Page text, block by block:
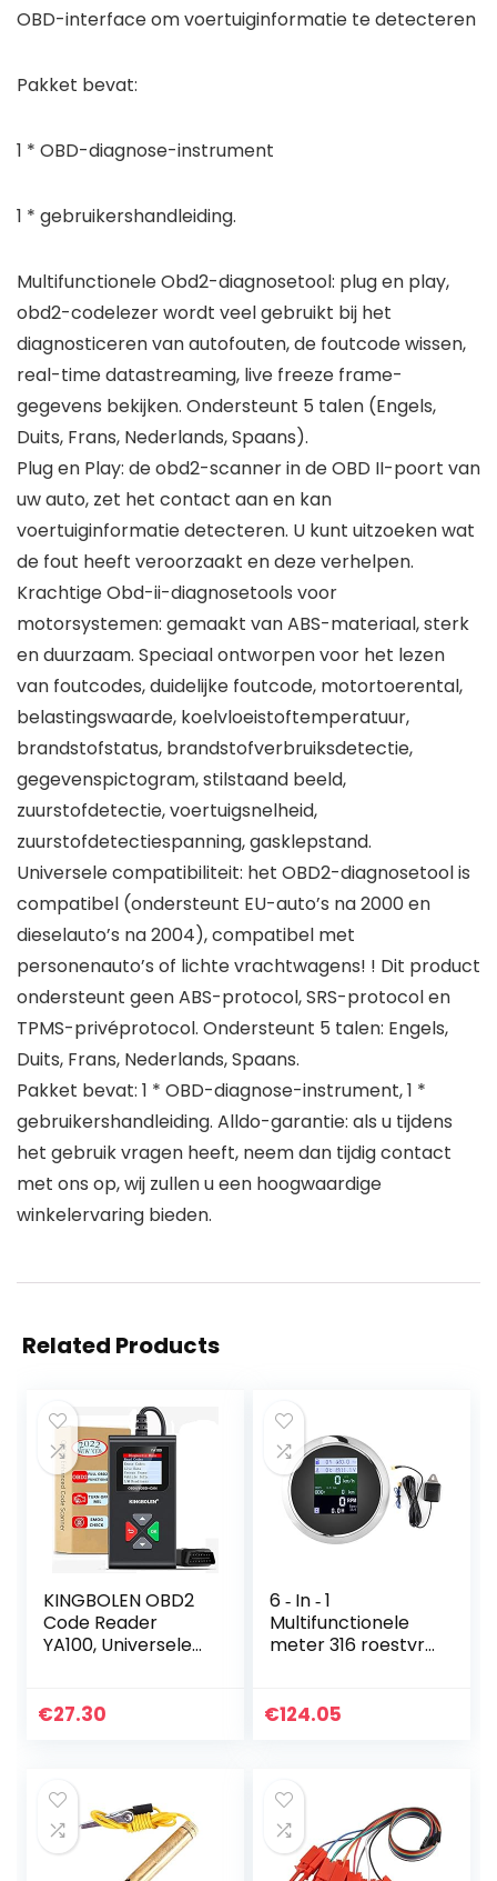
OBD-interface om voertuiginformatie te detecteren
Pakket bevat:
1 * OBD-diagnose-instrument
1 * gebruikershandleiding.
Multifunctionele Obd2-diagnosetool: plug en play,
obd2-codelezer wordt veel gebruikt bij het
diagnosticeren van autofouten, de foutcode wissen,
real-time datastreaming, live freeze frame-
gegevens bekijken. Ondersteunt 5 talen (Engels,
Duits, Frans, Nederlands, Spaans).
Plug en Play: de obd2-scanner in de OBD II-poort van
uw auto, zet het contact aan en kan
voertuiginformatie detecteren. U kunt uitzoeken wat
de fout heeft veroorzaakt en deze verhelpen.
Krachtige Obd-ii-diagnosetools voor
motorsystemen: gemaakt van ABS-materiaal, sterk
en duurzaam. Speciaal ontworpen voor het lezen
van foutcodes, duidelijke foutcode, motortoerental,
belastingswaarde, koelvloeistoftemperatuur,
brandstofstatus, brandstofverbruiksdetectie,
gegevenspictogram, stilstaand beeld,
zuurstofdetectie, voertuigsnelheid,
zuurstofdetectiespanning, gasklepstand.
Universele compatibiliteit: het OBD2-diagnosetool is
compatibel (ondersteunt EU-auto’s na 2000 en
dieselauto’s na 2004), compatibel met
personenauto’s of lichte vrachtwagens! ! Dit product
ondersteunt geen ABS-protocol, SRS-protocol en
TPMS-privéprotocol. Ondersteunt 5 talen: Engels,
Duits, Frans, Nederlands, Spaans.
Pakket bevat: 1 * OBD-diagnose-instrument, 1 *
gebruikershandleiding. Alldo-garantie: als u tijdens
het gebruik vragen heeft, neem dan tijdig contact
met ons op, wij zullen u een hoogwaardige
winkelervaring bieden.
Related Products
KINGBOLEN OBD2
Code Reader
YA100, Universele
Code Reader &
€27.30
6 ‑ In ‑ 1
Multifunctionele
meter 316 roestvrij
Digitale meter
€124.05